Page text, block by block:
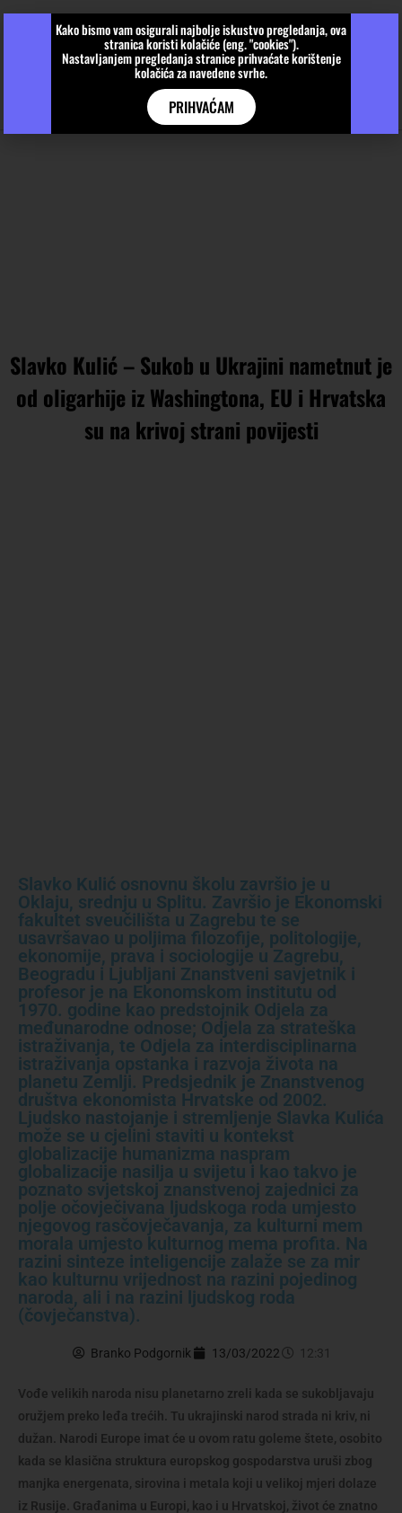
Slavko Kulić – Sukob u Ukrajini nametnut je
od oligarhije iz Washingtona, EU i Hrvatska
su na krivoj strani povijesti
Slavko Kulić osnovnu školu završio je u
Oklaju, srednju u Splitu. Završio je Ekonomski
fakultet sveučilišta u Zagrebu te se
usavršavao u poljima filozofije, politologije,
ekonomije, prava i sociologije u Zagrebu,
Beogradu i Ljubljani Znanstveni savjetnik i
profesor je na Ekonomskom institutu od
1970. godine kao predstojnik Odjela za
međunarodne odnose; Odjela za strateška
istraživanja, te Odjela za interdisciplinarna
istraživanja opstanka i razvoja života na
planetu Zemlji. Predsjednik je Znanstvenog
društva ekonomista Hrvatske od 2002.
Ljudsko nastojanje i stremljenje Slavka Kulića
može se u cjelini staviti u kontekst
globalizacije humanizma naspram
globalizacije nasilja u svijetu i kao takvo je
poznato svjetskoj znanstvenoj zajednici za
polje očovječivana ljudskoga roda umjesto
njegovog rasčovječavanja, za kulturni mem
morala umjesto kulturnog mema profita. Na
razini sinteze inteligencije zalaže se za mir
kao kulturnu vrijednost na razini pojedinog
naroda, ali i na razini ljudskog roda
(čovječanstva).
Branko Podgornik 13/03/2022 12:31
Vođe velikih naroda nisu planetarno zreli kada se sukobljavaju
oružjem preko leđa trećih. Tu ukrajinski narod strada ni kriv, ni
dužan. Narodi Europe imat će u ovom ratu goleme štete, osobito
kada se klasična struktura europskog gospodarstva uruši zbog
manjka energenata, sirovina i metala koji u velikoj mjeri dolaze
iz Rusije. Građanima u Europi, kao i u Hrvatskoj, život će znatno
Kako bismo vam osigurali najbolje iskustvo pregledanja, ova
stranica koristi kolačiće (eng. "cookies").
Nastavljanjem pregledanja stranice prihvaćate korištenje
kolačića za navedene svrhe.
PRIHVAĆAM